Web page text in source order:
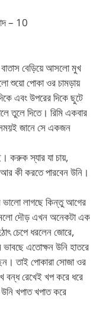
– 10
বেড়িয়ে আসলো মুখ
শুয়ো পোকা ওর চামড়ায়
এবং উপরের দিকে ছুটে
তুলে দিতে। রিমি একবার
জানে সে একজন
করুক স্যার যা চায়,
কী করতে পারবেন উনি।
ভালো লাগছে কিন্তু আগের
দৌড় এখন অনেকটা এক
চেপে ধরলেন জোরে,
ভাবছে এতোক্ষন উনি হাতরে
তাই পোকারা সোজা ওর
রেখেই খপ করে ধরে
খপাত খপাত করে